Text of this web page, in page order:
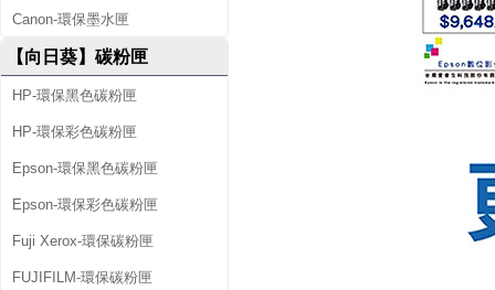
Canon-環保墨水匣
【向日葵】碳粉匣
HP-環保黑色碳粉匣
HP-環保彩色碳粉匣
Epson-環保黑色碳粉匣
Epson-環保彩色碳粉匣
Fuji Xerox-環保碳粉匣
FUJIFILM-環保碳粉匣